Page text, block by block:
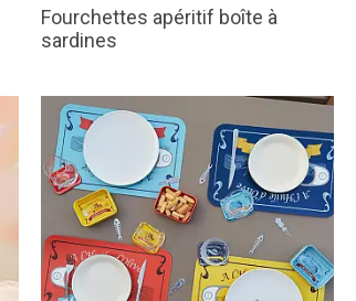
Fourchettes apéritif boîte à
sardines